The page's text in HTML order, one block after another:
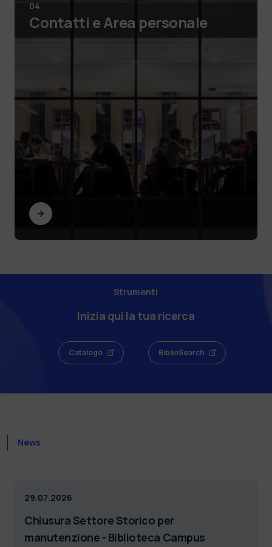
04
Contatti e Area personale
Strumenti
Inizia qui la tua ricerca
Catalogo BiblioSearch
News
29.07.2026
Chiusura Settore Storico per
manutenzione - Biblioteca Campus